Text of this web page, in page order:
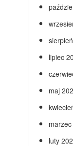
lipiec
maj
luty